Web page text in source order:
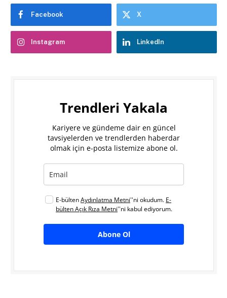
Facebook X
Instagram LinkedIn
Trendleri Yakala
Kariyere ve gündeme dair en güncel
tavsiyelerden ve trendlerden haberdar
olmak için e-posta listemize abone ol.
E-bültenAydınlatma Metni''ni okudum. E-
bülten Açık Rıza Metni''ni kabul ediyorum.
Abone Ol